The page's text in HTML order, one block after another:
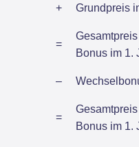
+ Grundpreis
=
Bonus im 1.
–
=
Bonus im 1.